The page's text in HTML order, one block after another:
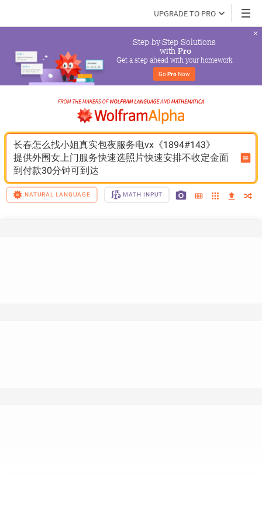
UPGRADE TO PRO
Step-by-Step Solutions
with Pro
Get a step ahead with your homework
Go Pro Now
长春怎么找小姐真实包夜服务电vx《1894#143》
提供外围女上门服务快速选照片快速安排不收定金面
到付款30分钟可到达
NATURAL LANGUAGE MATH INPUT